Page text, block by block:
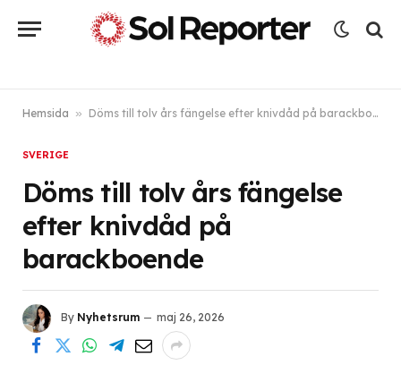
Hemsida » Döms till tolv års fängelse efter knivdåd på barackboende
SVERIGE
Döms till tolv års fängelse
efter knivdåd på
barackboende
By Nyhetsrum maj 26, 2026